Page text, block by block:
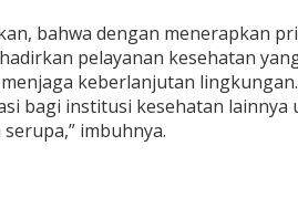
bahwa dengan menerapkan
pelayanan kesehatan
keberlanjutan lingkungan.
bagi institusi kesehatan
imbuhnya.